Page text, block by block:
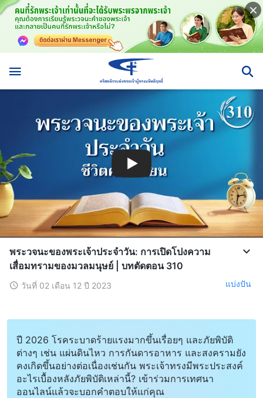
พระวจนะของพระเจ้าประจำวัน: การเปิดโปงความ
เสื่อมทรามของมวลมนุษย์ | บทตัดตอน 310
วันที่ 02 เดือน 12 ปี 2023 แบ่งปัน
ปี 2026 โรคระบาดร้ายแรงมากขึ้นเรื่อยๆ และภัยพิบัติ
ต่างๆ เช่น แผ่นดินไหว การกันดารอาหาร และสงครามยัง
คงเกิดขึ้นอย่างต่อเนื่องเช่นกัน พระเจ้าทรงมีพระประสงค์
อะไรเบื้องหลังภัยพิบัติเหล่านี้? เข้าร่วมการเทศนา
ออนไลน์แล้วจะบอกคำตอบให้แก่คุณ